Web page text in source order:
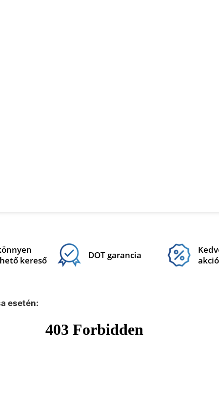
kereső
DOT garancia
esetén: